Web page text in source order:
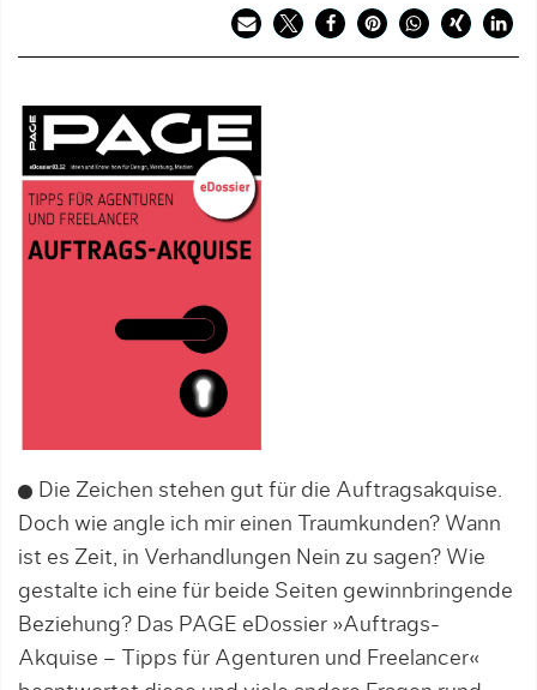
Die Zeichen stehen gut für die Auftragsakquise.
Doch wie angle ich mir einen Traumkunden? Wann
ist es Zeit, in Verhandlungen Nein zu sagen? Wie
gestalte ich eine für beide Seiten gewinnbringende
Beziehung? Das PAGE eDossier »Auftrags-
Akquise – Tipps für Agenturen und Freelancer«